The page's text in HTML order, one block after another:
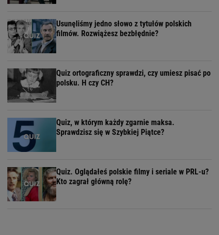
Usunęliśmy jedno słowo z tytułów polskich
filmów. Rozwiążesz bezbłędnie?
Quiz ortograficzny sprawdzi, czy umiesz pisać po
polsku. H czy CH?
Quiz, w którym każdy zgarnie maksa.
Sprawdzisz się w Szybkiej Piątce?
Quiz. Oglądałeś polskie filmy i seriale w PRL-u?
Kto zagrał główną rolę?